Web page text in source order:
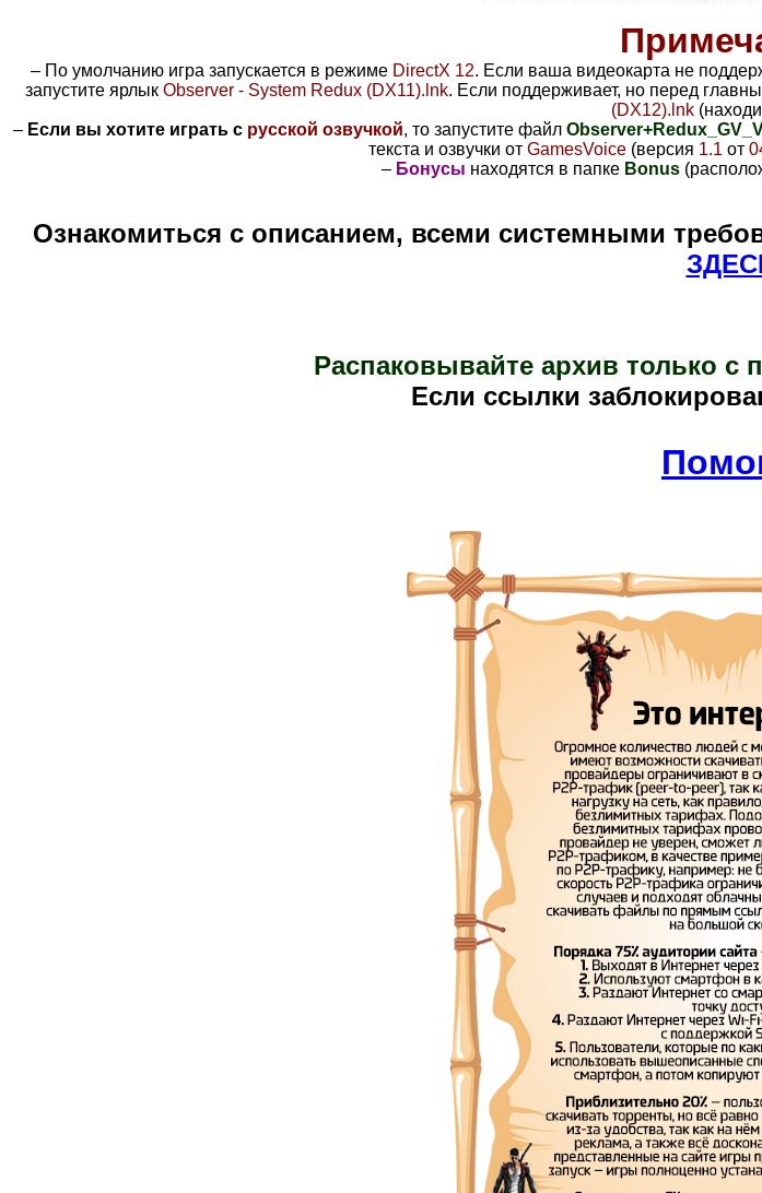
– По умолчанию игра запускается в режиме DirectX 12. Если ваша видеокарта не
запустите ярлык Observer - System Redux (DX11).lnk. Если поддерживает, но перед
(DX12).lnk
– Если вы хотите играть с русской озвучкой, то запустите файл
текста и озвучки от GamesVoice(версия 1.1 от
– Бонусы находятся в папке Bonus
Ознакомиться с описанием, всеми системными
Распаковывайте архив только
Если ссылки